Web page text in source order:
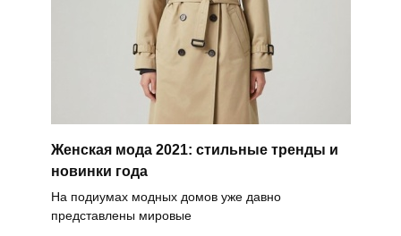
Женская мода 2021: стильные тренды и
новинки года
На подиумах модных домов уже давно
представлены мировые